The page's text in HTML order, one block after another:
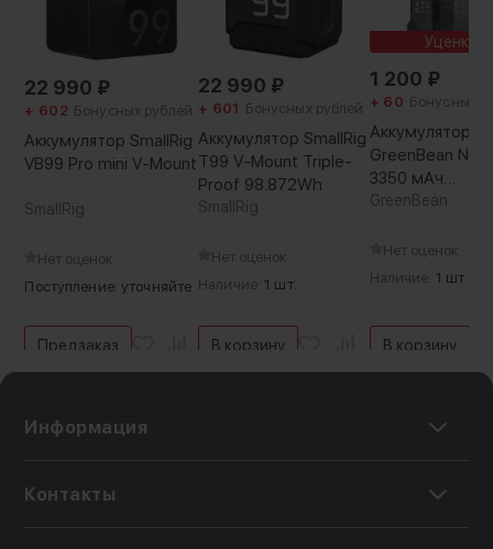
22 990 ₽
+ 602 Бонусных рублей
Аккумулятор SmallRig
VB99 Pro mini V-Mount
SmallRig
Нет оценок
Поступление: уточняйте
Предзаказ
22 990 ₽
+ 601 Бонусных рублей
Аккумулятор SmallRig
T99 V-Mount Triple-
Proof 98.872Wh
SmallRig
Нет оценок
Наличие: 1 шт.
В корзину
Уценка
1 200 ₽
+ 60 Бонусных
Аккумулятор
GreenBean NP-
3350 мАч
(Уцененный
GreenBean
Нет оценок
Наличие: 1 шт.
В корзину
Информация
Контакты